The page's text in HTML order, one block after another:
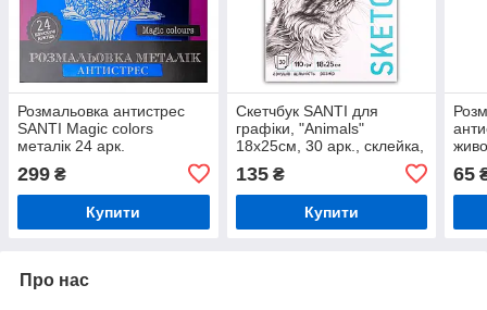
Розмальовка антистрес
SANTI Magic colors
металік 24 арк.
299 ₴
Купити
Скетчбук SANTI для
графіки, "Animals"
18х25см, 30 арк., склейка,
135₴
Купити
65
Про нас